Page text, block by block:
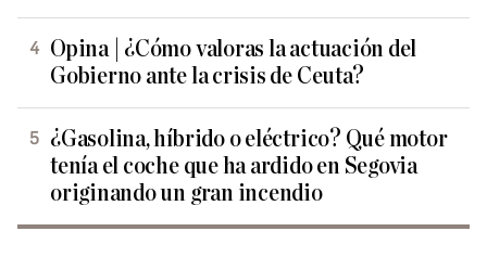
Opina | ¿Cómo valoras la actuación del
Gobierno ante la crisis de Ceuta?
¿Gasolina, híbrido o eléctrico? Qué motor
tenía el coche que ha ardido en Segovia
originando un gran incendio